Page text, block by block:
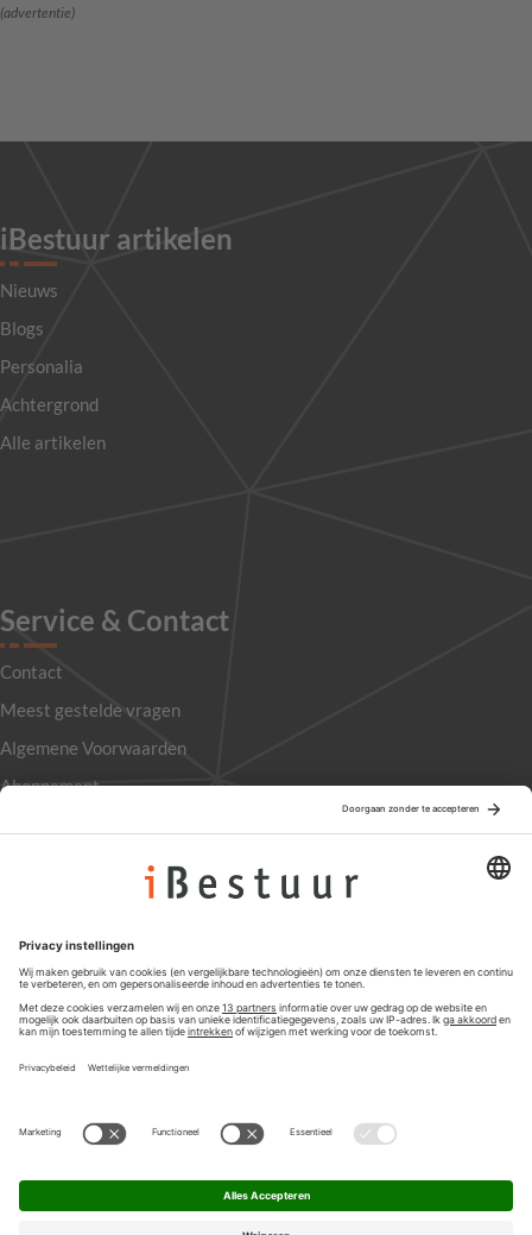
(advertentie)
iBestuur artikelen
Nieuws
Blogs
Personalia
Achtergrond
Alle artikelen
Service & Contact
Contact
Meest gestelde vragen
Algemene Voorwaarden
Abonnement
Privacyinstellingen